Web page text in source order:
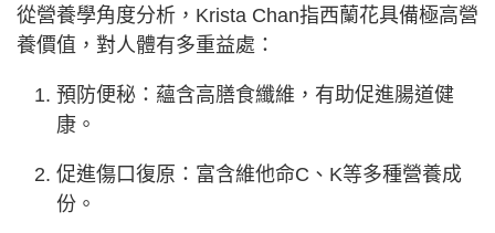
從營養學角度分析，Krista Chan指西蘭花具備極高營
養價值，對人體有多重益處：
預防便秘：蘊含高膳食纖維，有助促進腸道健
康。
促進傷口復原：富含維他命C、K等多種營養成
份。